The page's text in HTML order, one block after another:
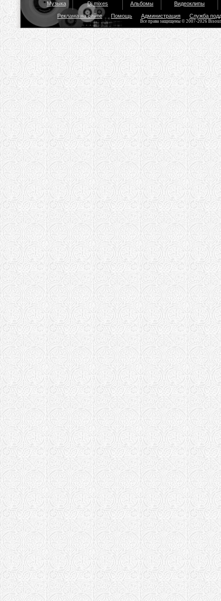
Музыка Dj mixes Альбомы Видеоклипы
Реклама на сайте Помощь Администрация Служба
Все права защищены © 2007-2026